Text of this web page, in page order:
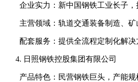
企业实力：新中国钢铁工业长子，
主营领域：轨道交通装备制造、矿
配套服务：提供全流程定制化解决
日照钢铁控股集团有限公司
产品特色：民营钢铁巨头，产能规